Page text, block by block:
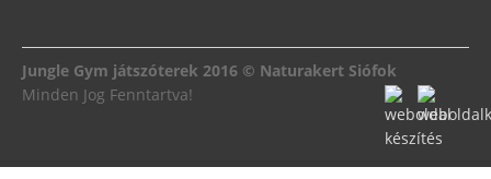
Jungle Gym játszóterek 2016 © Naturakert Siófok
Minden Jog Fenntartva!